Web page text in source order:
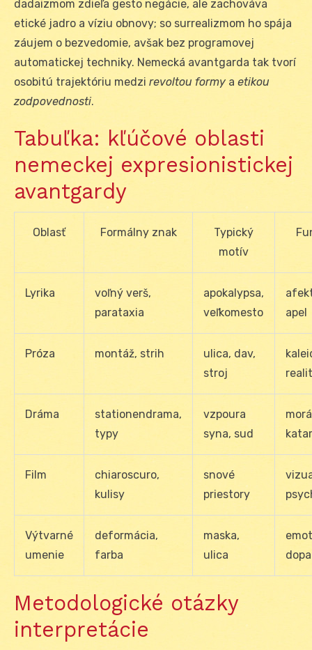
dadaizmom zdieľa gesto negácie, ale zachováva
etické jadro a víziu obnovy; so surrealizmom ho spája
záujem o bezvedomie, avšak bez programovej
automatickej techniky. Nemecká avantgarda tak tvorí
osobitú trajektóriu medzi revoltou formy a etikou
zodpovednosti.
Tabuľka: kľúčové oblasti
nemeckej expresionistickej
avantgardy
Oblasť Formálny znak
Typický
motív
Lyrika
voľný verš,
parataxia
apokalypsa,
veľkomesto
apel
Próza montáž, strih
ulica, dav,
stroj
Dráma
stationendrama,
typy
vzpoura
syna, sud
Film
chiaroscuro,
kulisy
snové
priestory
Výtvarné
umenie
deformácia,
farba
maska,
ulica
Metodologické otázky
interpretácie